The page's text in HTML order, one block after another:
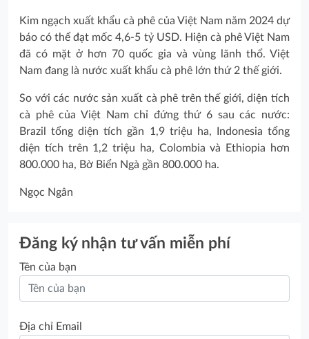
Kim ngạch xuất khẩu cà phê của Việt Nam năm 2024 dự
báo có thể đạt mốc 4,6-5 tỷ USD. Hiện cà phê Việt Nam
đã có mặt ở hơn 70 quốc gia và vùng lãnh thổ. Việt
Nam đang là nước xuất khẩu cà phê lớn thứ 2 thế giới.
So với các nước sản xuất cà phê trên thế giới, diện tích
cà phê của Việt Nam chỉ đứng thứ 6 sau các nước:
Brazil tổng diện tích gần 1,9 triệu ha, Indonesia tổng
diện tích trên 1,2 triệu ha, Colombia và Ethiopia hơn
800.000 ha, Bờ Biển Ngà gần 800.000 ha.
Ngọc Ngân
Đăng ký nhận tư vấn miễn phí
Tên của bạn
Địa chỉ Email